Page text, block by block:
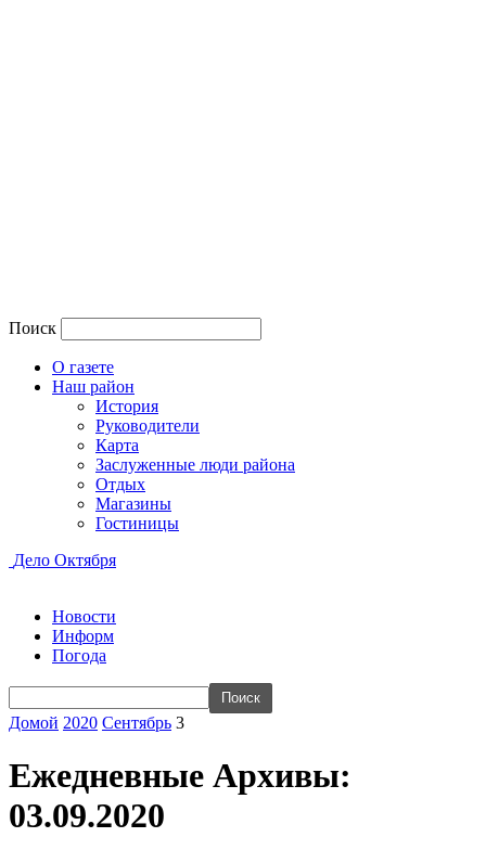
Поиск
О газете
Наш район
История
Руководители
Карта
Заслуженные люди района
Отдых
Магазины
Гостиницы
Дело Октября
Новости
Информ
Погода
Домой 2020 Сентябрь 3
Ежедневные Архивы:
03.09.2020